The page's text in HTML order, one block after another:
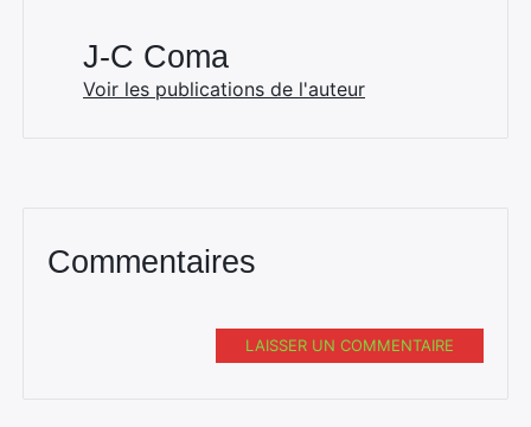
J-C Coma
Voir les publications de l'auteur
Commentaires
LAISSER UN COMMENTAIRE